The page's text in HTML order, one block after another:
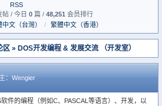
RSS
帖 / 今日 0 篇 / 48,251 会员排行
中文（台灣） / 繁體中文（香港）
区 » DOS开发编程 & 发展交流 （开发室）
： Wengier
件的编程（例如C、PASCAL等语言）、开发，以